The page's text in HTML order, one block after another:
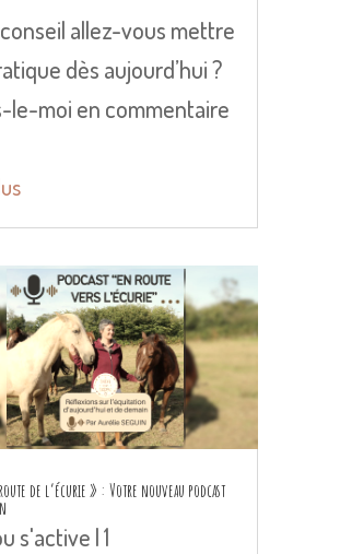
allez-vous mettre
dès aujourd’hui ?
le-moi en commentaire
de l’écurie » : Votre nouveau podcast
s'active | 1